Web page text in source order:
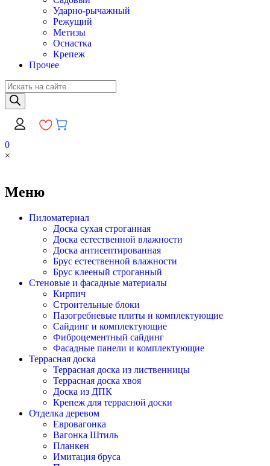
Ударно-рычажный
Режущий
Метизы
Оснастка
Крепеж
Прочее
Поиск
товаров
0
×
Меню
Пиломатериал
Доска сухая строганная
Доска естественной влажности
Доска антисептированная
Брус естественной влажности
Брус клееный строганный
Стеновые и фасадные материалы
Кирпич
Строительные блоки
Пазогребневые плиты и комплектующие
Сайдинг и комплектующие
Фиброцементный сайдинг
Фасадные панели и комплектующие
Террасная доска
Террасная доска из лиственницы
Террасная доска хвоя
Доска из ДПК
Крепеж для террасной доски
Отделка деревом
Евровагонка
Вагонка Штиль
Планкен
Имитация бруса